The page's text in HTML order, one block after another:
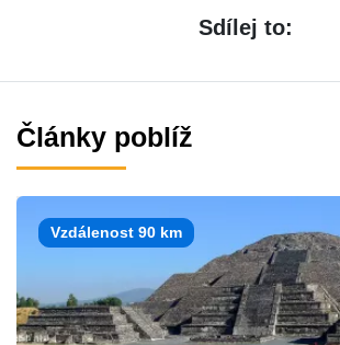
Sdílej to:
Články poblíž
Vzdálenost 90 km